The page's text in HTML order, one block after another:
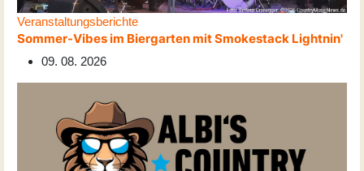
Veranstaltungsberichte
Sommer-Vibes im Biergarten mit Smokestack Lightnin'
09. 08. 2026